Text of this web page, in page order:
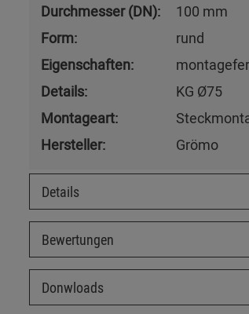
Durchmesser (DN):
100 mm
Form:
rund
Eigenschaften:
Details:
KG Ø75
Montageart:
Hersteller:
Grömo
Details
Bewertungen
Donwloads